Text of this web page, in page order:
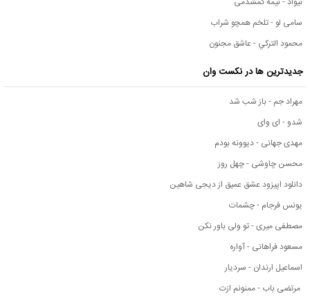
سامی لو - تلخم همچو شراب
محمود التركي - عاشق مجنون
جدیدترین ها در نکست وان
مهراد جم - باز شب شد
شدو - ای وای
مهدی جهانی - دیوونه بودم
محسن چاوشی - چهل روز
دانلود اپیزود عشق عمیق از دیجی شاهین
یونس فرجام - چشمات
مصطفی میری - تو ولی باور نکن
مسعود فراهانی - آواره
اسماعیل ارندان - سردیار
مرتضی باب - ممنونم ازت